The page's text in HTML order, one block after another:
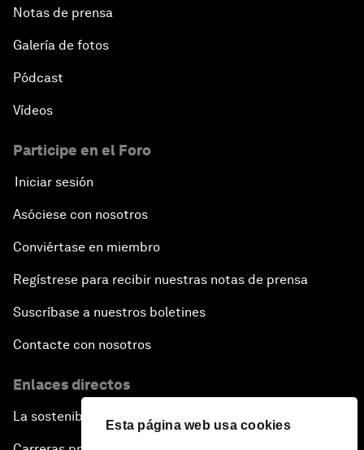
Esta página web usa cookies
Notas de prensa
Galería de fotos
Pódcast
Vídeos
Participe en el Foro
Iniciar sesión
Asóciese con nosotros
Conviértase en miembro
Regístrese para recibir nuestras notas de prensa
Suscríbase a nuestros boletines
Contacte con nosotros
Enlaces directos
La sostenibilidad en el Foro